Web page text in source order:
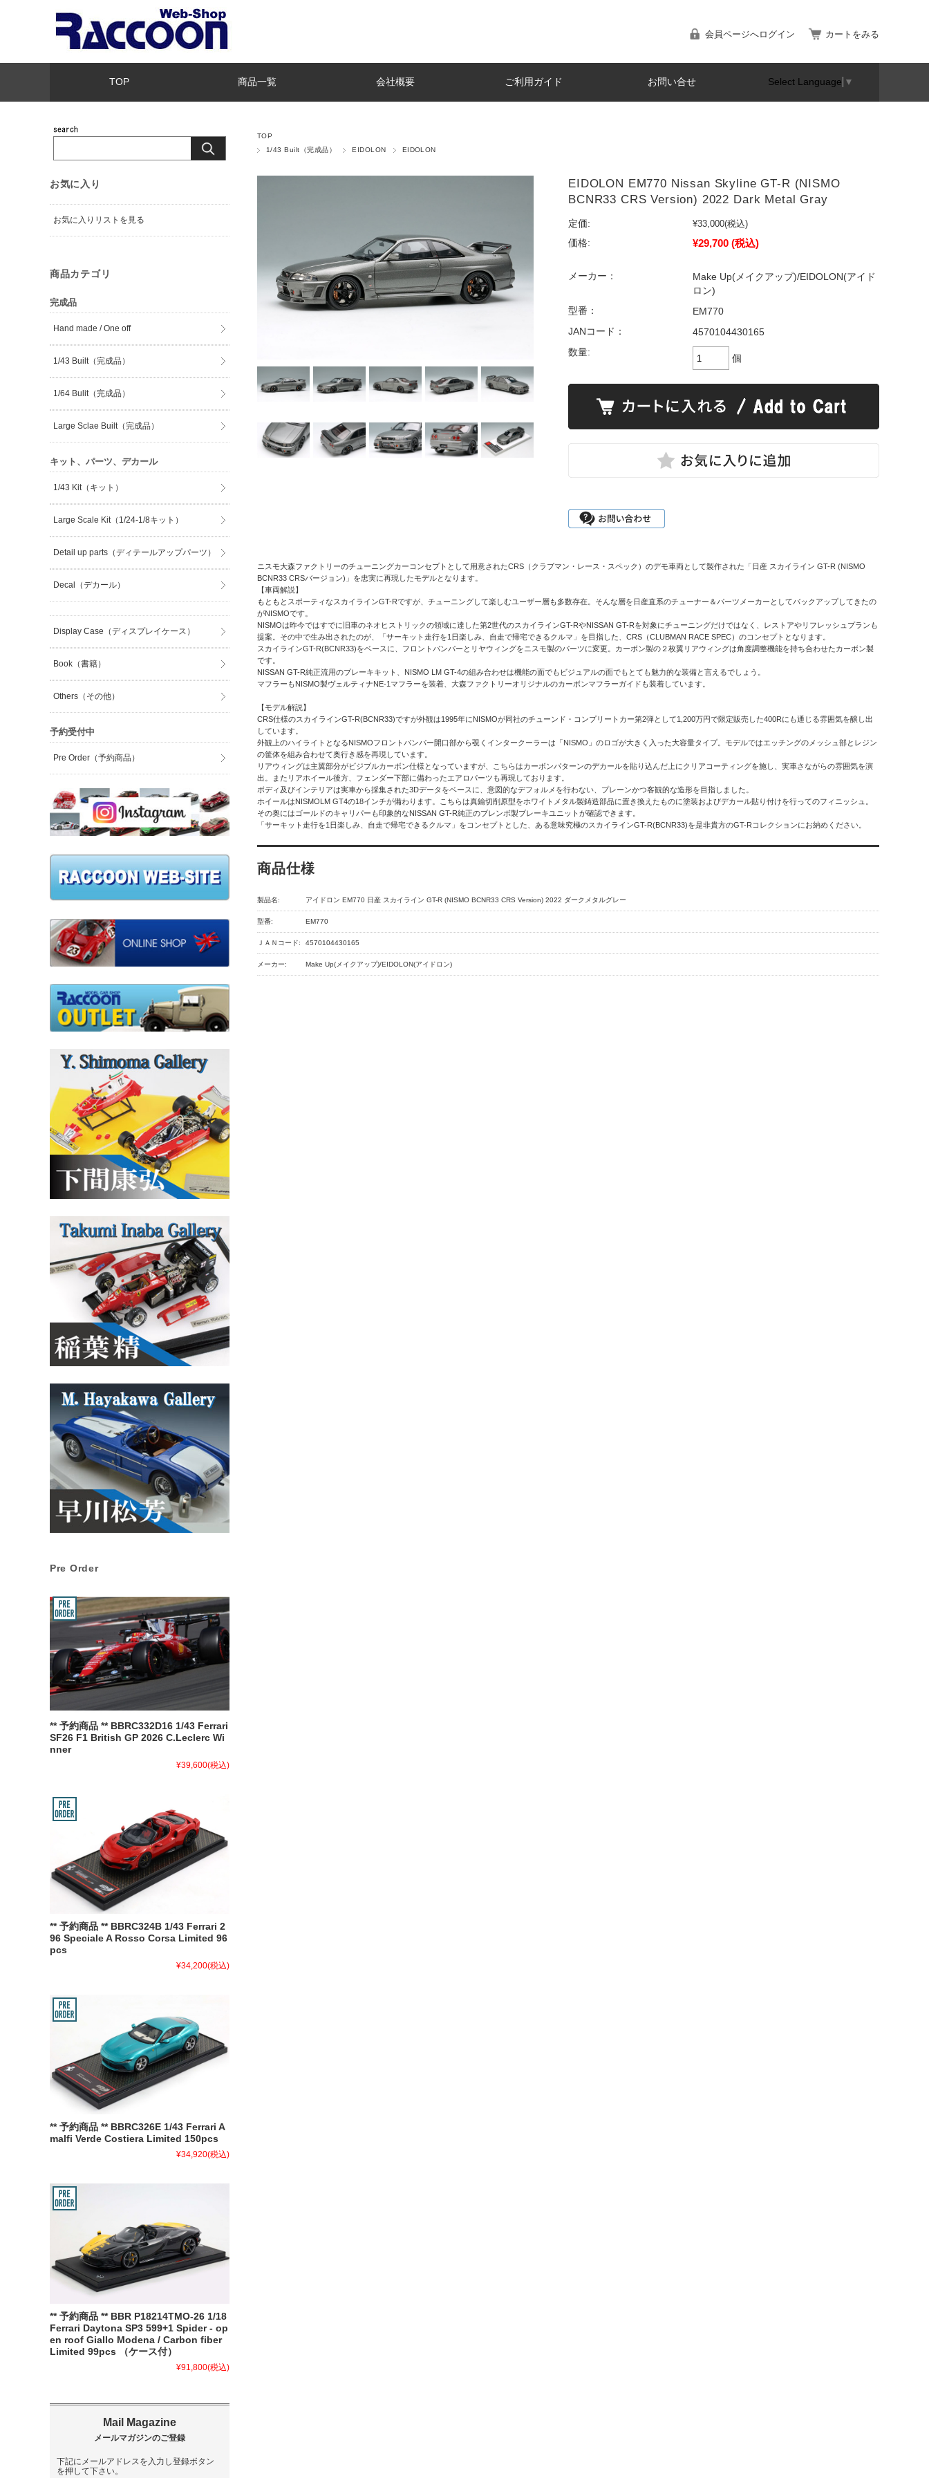
会員ページへログイン カートをみる
TOP 商品一覧 会社概要 ご利用ガイド お問い合せ Select Language ▼
TOP
1/43 Built（完成品）
EIDOLON EIDOLON
EIDOLON EM770 Nissan Skyline GT-R (NISMO
BCNR33 CRS Version) 2022 Dark Metal Gray
定価: ¥33,000(税込)
価格:
¥29,700 (税込)
メーカー：
Make Up(メイクアップ)/EIDOLON(アイド
ロン)
型番：
EM770
JANコード：
4570104430165
数量:
個
ニスモ大森ファクトリーのチューニングカーコンセプトとして用意されたCRS（クラブマン・レース・スペック）のデモ車両として製作された「日産 スカイライン GT-R (NISMO
BCNR33 CRSバージョン)」を忠実に再現したモデルとなります。
【車両解説】
もともとスポーティなスカイラインGT-Rですが、チューニングして楽しむユーザー層も多数存在。そんな層を日産直系のチューナー＆パーツメーカーとしてバックアップしてきたの
がNISMOです。
NISMOは昨今ではすでに旧車のネオヒストリックの領域に達した第2世代のスカイラインGT-RやNISSAN GT-Rを対象にチューニングだけではなく、レストアやリフレッシュプランも
提案。その中で生み出されたのが、「サーキット走行を1日楽しみ、自走で帰宅できるクルマ」を目指した、CRS（CLUBMAN RACE SPEC）のコンセプトとなります。
スカイラインGT-R(BCNR33)をベースに、フロントバンパーとリヤウィングをニスモ製のパーツに変更。カーボン製の２枚翼リアウィングは角度調整機能を持ち合わせたカーボン製
です。
NISSAN GT-R純正流用のブレーキキット、NISMO LM GT-4の組み合わせは機能の面でもビジュアルの面でもとても魅力的な装備と言えるでしょう。
マフラーもNISMO製ヴェルティナNE-1マフラーを装着、大森ファクトリーオリジナルのカーボンマフラーガイドも装着しています。
【モデル解説】
CRS仕様のスカイラインGT-R(BCNR33)ですが外観は1995年にNISMOが同社のチューンド・コンプリートカー第2弾として1,200万円で限定販売した400Rにも通じる雰囲気を醸し出
しています。
外観上のハイライトとなるNISMOフロントバンパー開口部から覗くインタークーラーは「NISMO」のロゴが大きく入った大容量タイプ。モデルではエッチングのメッシュ部とレジン
の筐体を組み合わせて奥行き感を再現しています。
リアウィングは主翼部分がビジブルカーボン仕様となっていますが、こちらはカーボンパターンのデカールを貼り込んだ上にクリアコーティングを施し、実車さながらの雰囲気を演
出。またリアホイール後方、フェンダー下部に備わったエアロパーツも再現しております。
ボディ及びインテリアは実車から採集された3Dデータをベースに、意図的なデフォルメを行わない、プレーンかつ客観的な造形を目指しました。
ホイールはNISMOLM GT4の18インチが備わります。こちらは真鍮切削原型をホワイトメタル製鋳造部品に置き換えたものに塗装およびデカール貼り付けを行ってのフィニッシュ。
その奥にはゴールドのキャリパーも印象的なNISSAN GT-R純正のブレンボ製ブレーキユニットが確認できます。
「サーキット走行を1日楽しみ、自走で帰宅できるクルマ」をコンセプトとした、ある意味究極のスカイラインGT-R(BCNR33)を是非貴方のGT-Rコレクションにお納めください。
商品仕様
製品名: アイドロン EM770 日産 スカイライン GT-R (NISMO BCNR33 CRS Version) 2022 ダークメタルグレー
型番: EM770
ＪＡＮコード: 4570104430165
メーカー: Make Up(メイクアップ)/EIDOLON(アイドロン)
お気に入り
お気に入りリストを見る
商品カテゴリ
完成品
Hand made / One off
1/43 Built（完成品）
1/64 Bulit（完成品）
Large Sclae Built（完成品）
キット、パーツ、デカール
1/43 Kit（キット）
Large Scale Kit（1/24-1/8キット）
Detail up parts（ディテールアップパーツ）
Decal（デカール）
Display Case（ディスプレイケース）
Book（書籍）
Others（その他）
予約受付中
Pre Order（予約商品）
Pre Order
** 予約商品 ** BBRC332D16 1/43 Ferrari
SF26 F1 British GP 2026 C.Leclerc Wi
nner
¥39,600(税込)
** 予約商品 ** BBRC324B 1/43 Ferrari 2
96 Speciale A Rosso Corsa Limited 96
pcs
¥34,200(税込)
** 予約商品 ** BBRC326E 1/43 Ferrari A
malfi Verde Costiera Limited 150pcs
¥34,920(税込)
** 予約商品 ** BBR P18214TMO-26 1/18
Ferrari Daytona SP3 599+1 Spider - op
en roof Giallo Modena / Carbon fiber
Limited 99pcs （ケース付）
¥91,800(税込)
下記にメールアドレスを入力し登録ボタン
を押して下さい。